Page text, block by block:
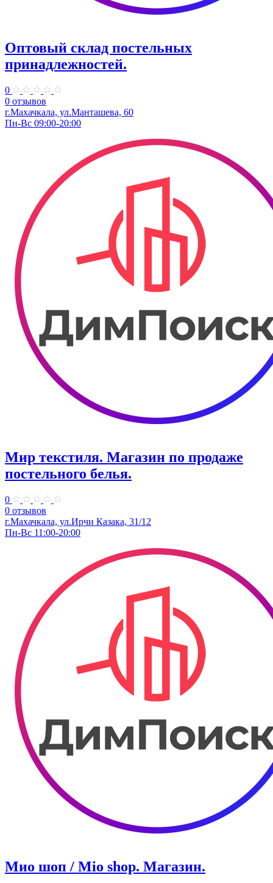
Оптовый склад постельных
принадлежностей.
0
0 отзывов
г.Махачкала, ​ул.Манташева, 60
Пн-Вс 09:00-20:00
Мир текстиля. ​Магазин по продаже
постельного белья.
0
0 отзывов
г.Махачкала, ул.Ирчи Казака, 31/12
Пн-Вс 11:00-20:00
Мио шоп / Mio shop. ​Магазин.